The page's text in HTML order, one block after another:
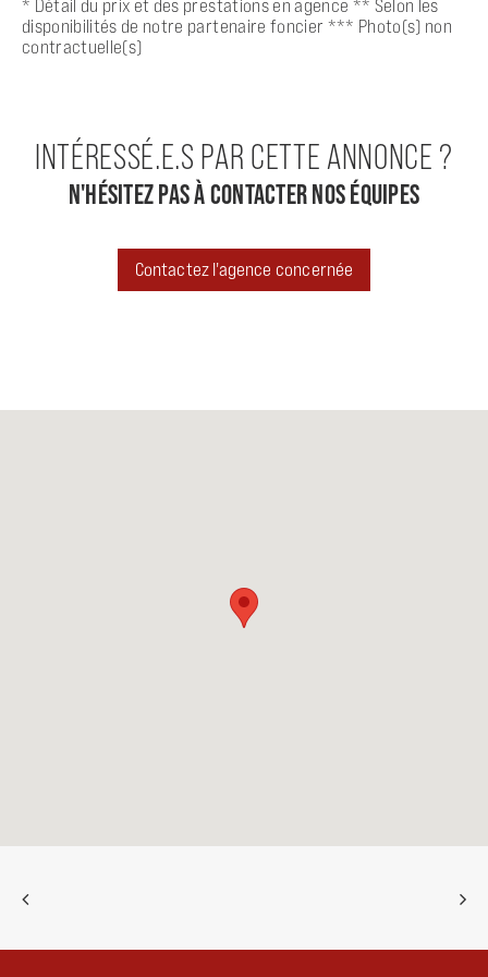
* Détail du prix et des prestations en agence ** Selon les
disponibilités de notre partenaire foncier *** Photo(s) non
contractuelle(s)
N'HÉSITEZ PAS À CONTACTER NOS ÉQUIPES
INTÉRESSÉ.E.S PAR CETTE ANNONCE ?
Contactez l'agence concernée